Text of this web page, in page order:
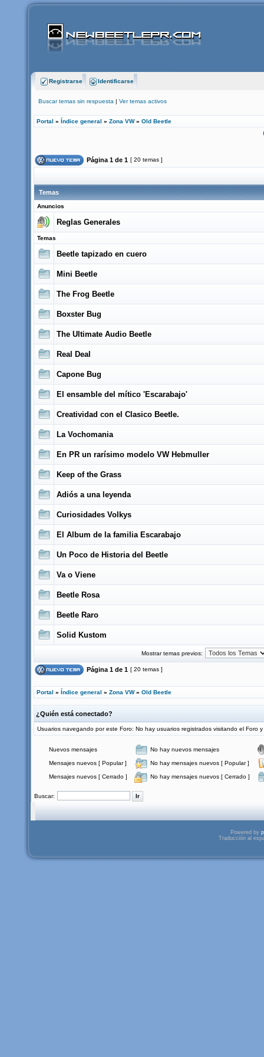
Registrarse Identificarse
Buscar temas sin respuesta | Ver temas activos
Portal » Índice general » Zona VW» Old Beetle
Página 1 de 1 [ 20 temas ]
Temas
Anuncios
Reglas Generales
Temas
Beetle tapizado en cuero
Mini Beetle
The Frog Beetle
Boxster Bug
The Ultimate Audio Beetle
Real Deal
Capone Bug
El ensamble del mí­tico 'Escarabajo'
Creatividad con el Clasico Beetle.
La Vochomania
En PR un rarísimo modelo VW Hebmuller
Keep of the Grass
Adiós a una leyenda
Curiosidades Volkys
El Album de la familia Escarabajo
Un Poco de Historia del Beetle
Va o Viene
Beetle Rosa
Beetle Raro
Solid Kustom
Mostrar temas previos:
Página 1 de 1 [ 20 temas ]
Portal » Índice general » Zona VW» Old Beetle
¿Quién está conectado?
Usuarios navegando por este Foro: No hay usuarios registrados visitando el Foro
Nuevos mensajes No hay nuevos mensajes
Mensajes nuevos [ Popular ] No hay mensajes nuevos [ Popular ]
Mensajes nuevos [ Cerrado ] No hay mensajes nuevos [ Cerrado ]
Buscar:
Powered by
Traducción al